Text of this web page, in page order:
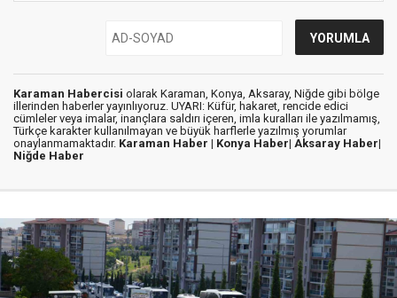
Karaman Habercisi olarak Karaman, Konya, Aksaray, Niğde gibi bölge
illerinden haberler yayınlıyoruz. UYARI: Küfür, hakaret, rencide edici
cümleler veya imalar, inançlara saldırı içeren, imla kuralları ile yazılmamış,
Türkçe karakter kullanılmayan ve büyük harflerle yazılmış yorumlar
onaylanmamaktadır. Karaman Haber | Konya Haber| Aksaray Haber|
Niğde Haber